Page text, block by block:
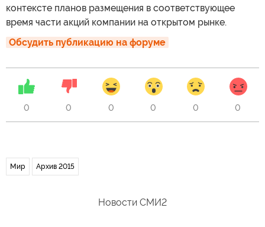
контексте планов размещения в соответствующее
время части акций компании на открытом рынке.
Обсудить публикацию на форуме
0 0 0 0 0 0
Мир Архив 2015
Новости СМИ2